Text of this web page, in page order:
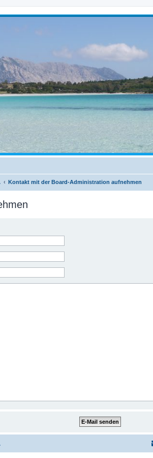
Kontakt mit der Board-Administration aufnehmen